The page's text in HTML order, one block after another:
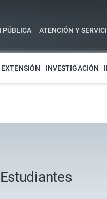
PÚBLICA ATENCIÓN Y
EXTENSIÓN INVESTIGACIÓN